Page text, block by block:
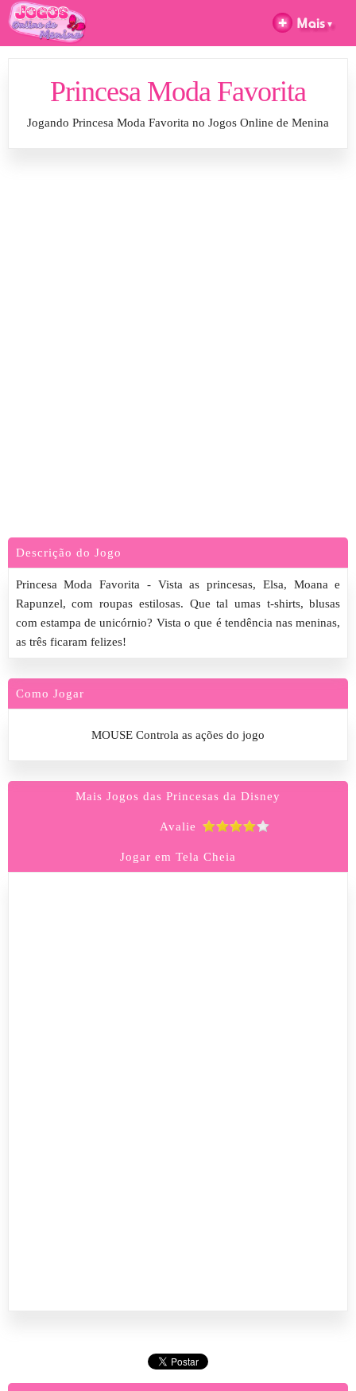
Princesa Moda Favorita
Jogando Princesa Moda Favorita no Jogos Online de Menina
Descrição do Jogo
Princesa Moda Favorita - Vista as princesas, Elsa, Moana e
Rapunzel, com roupas estilosas. Que tal umas t-shirts, blusas
com estampa de unicórnio? Vista o que é tendência nas meninas,
as três ficaram felizes!
Como Jogar
MOUSE Controla as ações do jogo
Mais Jogos das Princesas da Disney
Avalie
Jogar em Tela Cheia